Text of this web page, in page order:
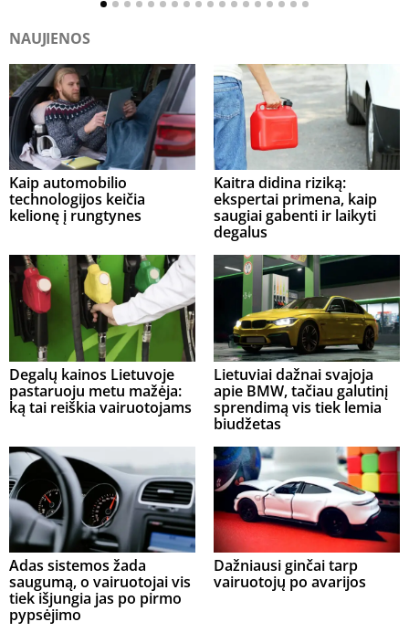
NAUJIENOS
Kaip automobilio
technologijos keičia
kelionę į rungtynes
Kaitra didina riziką:
ekspertai primena, kaip
saugiai gabenti ir laikyti
degalus
Degalų kainos Lietuvoje
pastaruoju metu mažėja:
ką tai reiškia vairuotojams
Lietuviai dažnai svajoja
apie BMW, tačiau galutinį
sprendimą vis tiek lemia
biudžetas
Adas sistemos žada
saugumą, o vairuotojai vis
tiek išjungia jas po pirmo
pypsėjimo
Dažniausi ginčai tarp
vairuotojų po avarijos